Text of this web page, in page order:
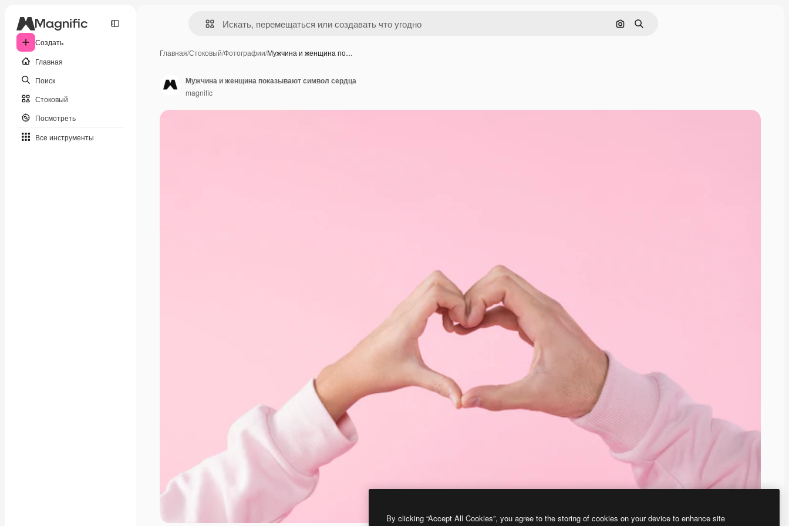
Создать
Главная
Поиск
Стоковый
Посмотреть
Все инструменты
Поиск по изображению
Поиск
Главная/Стоковый/Фотографии/Мужчина и женщина по…
Мужчина и женщина показывают символ сердца
magnific
By clicking “Accept All Cookies”, you agree to the storing of cookies on your device to enhance site